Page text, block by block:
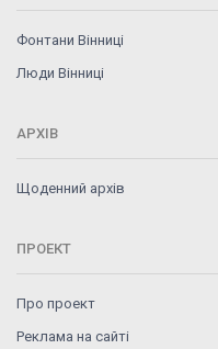
Фонтани Вінниці
Люди Вінниці
АРХІВ
Щоденний архів
ПРОЕКТ
Про проект
Реклама на сайті